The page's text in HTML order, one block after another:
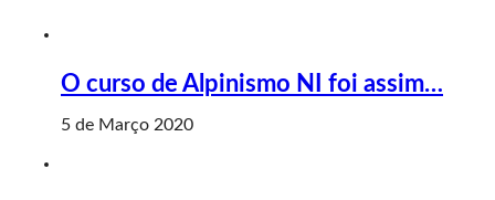
O curso de Alpinismo NI foi assim…
5 de Março 2020